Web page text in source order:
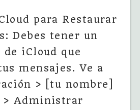
para Restaurar
Debes tener un
de iCloud que
mensajes. Ve a
> [tu nombre]
> Administrar